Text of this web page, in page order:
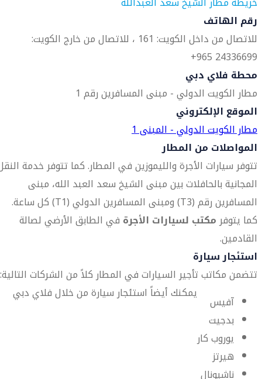
رقم الهاتف
للاتصال من داخل الكويت: 161 ، للاتصال من خارج الكويت:
24336699 965+
محطة فلاي دبي
مطار الكويت الدولي - مبنى المسافرين رقم 1
الموقع الإلكتروني
مطار الكويت الدولي - المبنى 1
المواصلات من المطار
تتوفر سيارات الأجرة والليموزين في المطار. كما تتوفر خدمة
المجانية بالحافلات بين مبنى الشيخ سعد العبد الله، مبنى
المسافرين رقم (T3) ومبنى المسافرين الدولي (T1) كل ساعة.
كما يتوفر مكتب لسيارات الأجرة في الطابق الأرضي لصالة
القادمين.
استئجار سيارة
تتضمن مكاتب تأجير السيارات في المطار كلاً من الشركات التالية:
آفيس
بدجيت
يوروب كار
هيرتز
ناشيونال
يمكنك أيضاً استئجار سيارة من خلال فلاي دبي